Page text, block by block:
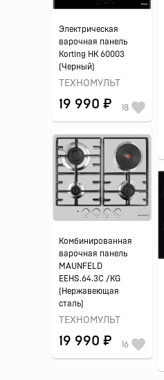
Электрическая
варочная панель
Korting HK 60003
(Черный)
ТЕХНОМУЛЬТ
19 990 ₽ 18
Комбинированная
варочная панель
MAUNFELD
EEHS.64.3C /KG
(Нержавеющая
сталь)
ТЕХНОМУЛЬТ
19 990 ₽ 16